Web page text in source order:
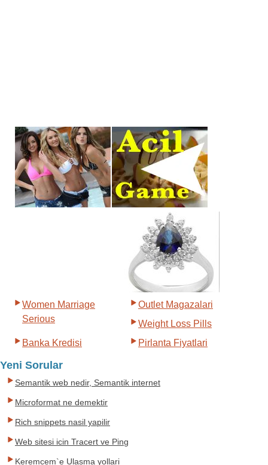
Women Marriage
Serious
Outlet Magazalari
Weight Loss Pills
Banka Kredisi
Pirlanta Fiyatlari
Yeni Sorular
Semantik web nedir, Semantik internet
Microformat ne demektir
Rich snippets nasil yapilir
Web sitesi icin Tracert ve Ping
Keremcem`e Ulasma yollari